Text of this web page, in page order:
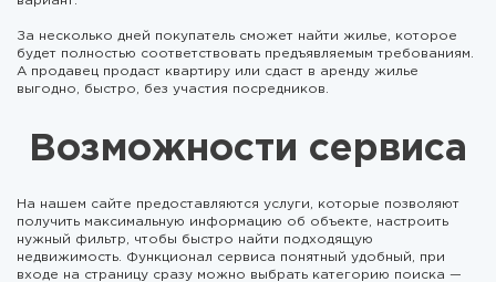
За несколько дней покупатель сможет найти жилье, которое
будет полностью соответствовать предъявляемым требованиям.
А продавец продаст квартиру или сдаст в аренду жилье
выгодно, быстро, без участия посредников.
Возможности сервиса
На нашем сайте предоставляются услуги, которые позволяют
получить максимальную информацию об объекте, настроить
нужный фильтр, чтобы быстро найти подходящую
недвижимость. Функционал сервиса понятный удобный, при
входе на страницу сразу можно выбрать категорию поиска —